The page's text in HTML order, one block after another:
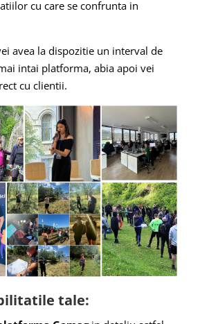
cu care se confrunta in
avea la dispozitie un interval de
intai platforma, abia apoi vei
cu clientii.
tale: